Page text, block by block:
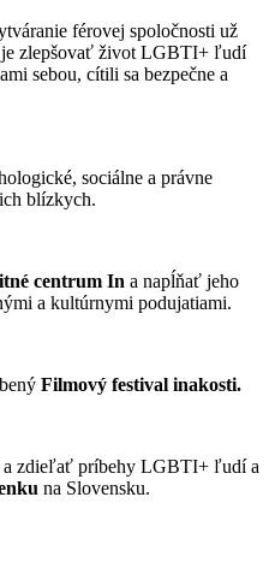
férovej spoločnosti už
je zlepšovať život LGBTI+ ľudí
sebou, cítili sa bezpečne a
sociálne a právne
blízkych.
centrum In a napĺňať jeho
a kultúrnymi podujatiami.
Filmový festival inakosti.
a zdieľať príbehy LGBTI+ ľudí a
na Slovensku.